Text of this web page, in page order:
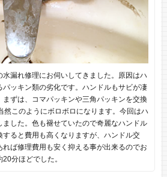
漏れ修理にお伺いしてきました。原因はハ
パッキン類の劣化です。ハンドルもサビが凄
まずは、コマパッキンや三角パッキンを交換
然このようにボロボロになります。今回はハ
ました。色も褪せていたので奇麗なハンドル
すると費用も高くなりますが、ハンドル交
ば修理費用も安く抑える事が出来るのでお
分ほどでした。